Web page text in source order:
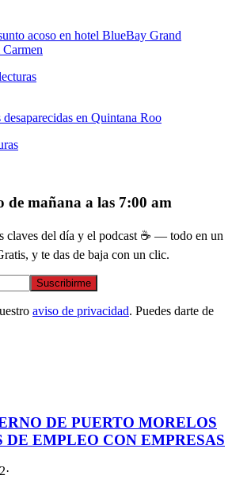
acoso en hotel BlueBay Grand
en Quintana Roo
de mañana a las 7:00 am
claves del día y el podcast ☕ — todo en un
y te das de baja con un clic.
Suscribirme
aviso de privacidad. Puedes darte de
DE PUERTO MORELOS
DE EMPLEO CON EMPRESAS
·